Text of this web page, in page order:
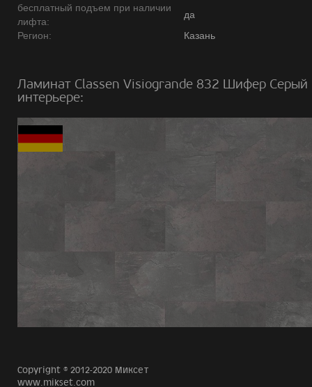
бесплатный подъем при наличии
лифта:
да
Регион:
Казань
Ламинат Classen Visiogrande 832 Шифер Cерый
интерьере:
Copyright © 2012-2020 Миксет
www.mikset.com